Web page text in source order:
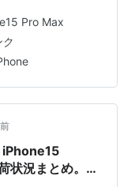
バンクオンライン
ト 5/3（金）
在庫確認。予…
Pro Max
状況まとめ。ド